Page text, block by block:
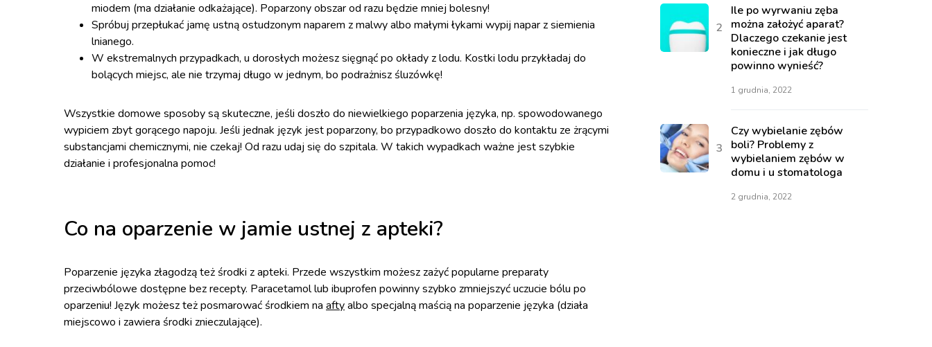
miodem (ma działanie odkażające). Poparzony obszar od razu będzie mniej bolesny!
Spróbuj przepłukać jamę ustną ostudzonym naparem z malwy albo małymi łykami wypij napar z siemienia
lnianego.
W ekstremalnych przypadkach, u dorosłych możesz sięgnąć po okłady z lodu. Kostki lodu przykładaj do
bolących miejsc, ale nie trzymaj długo w jednym, bo podrażnisz śluzówkę!
Wszystkie domowe sposoby są skuteczne, jeśli doszło do niewielkiego poparzenia języka, np. spowodowanego
wypiciem zbyt gorącego napoju. Jeśli jednak język jest poparzony, bo przypadkowo doszło do kontaktu ze żrącymi
substancjami chemicznymi, nie czekaj! Od razu udaj się do szpitala. W takich wypadkach ważne jest szybkie
działanie i profesjonalna pomoc!
Co na oparzenie w jamie ustnej z apteki?
Poparzenie języka złagodzą też środki z apteki. Przede wszystkim możesz zażyć popularne preparaty
przeciwbólowe dostępne bez recepty. Paracetamol lub ibuprofen powinny szybko zmniejszyć uczucie bólu po
oparzeniu! Język możesz też posmarować środkiem na aftyalbo specjalną maścią na poparzenie języka (działa
miejscowo i zawiera środki znieczulające).
Ile po wyrwaniu zęba
można założyć aparat?
Dlaczego czekanie jest
konieczne i jak długo
powinno wynieść?
1 grudnia, 2022
Czy wybielanie zębów
boli? Problemy z
wybielaniem zębów w
domu i u stomatologa
2 grudnia, 2022